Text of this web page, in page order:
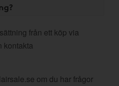
från ett köp via
kontakta
om du har frågor